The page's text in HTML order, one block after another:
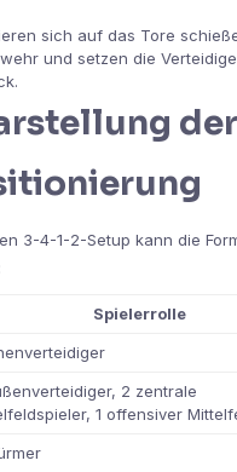
sich auf das Tore
und setzen die
der
3-4-1-2-Setup kann die
Spielerrolle
2 zentrale
1 offensiver